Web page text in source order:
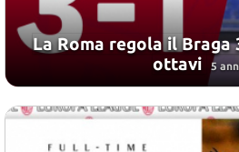
La Roma regola il Braga
ottavi
5